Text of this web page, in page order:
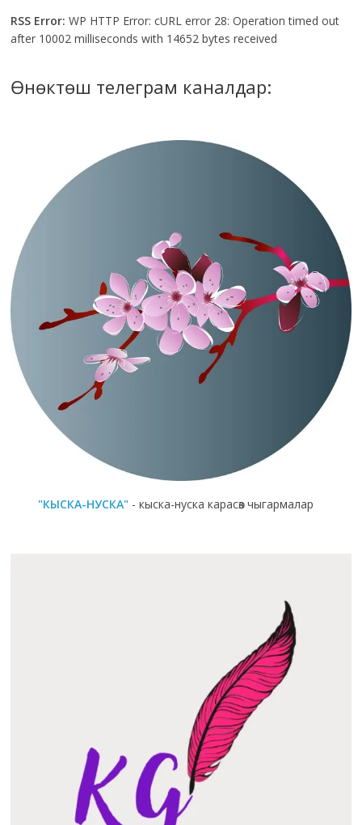
RSS Error: WP HTTP Error: cURL error 28: Operation timed out
after 10002 milliseconds with 14652 bytes received
Өнөктөш телеграм каналдар:
"КЫСКА-НУСКА" - кыска-нуска карасөз чыгармалар